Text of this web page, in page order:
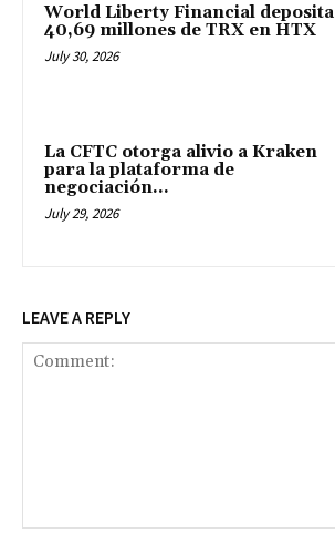
World Liberty Financial deposita
40,69 millones de TRX en HTX
July 30, 2026
La CFTC otorga alivio a Kraken
para la plataforma de
negociación...
July 29, 2026
LEAVE A REPLY